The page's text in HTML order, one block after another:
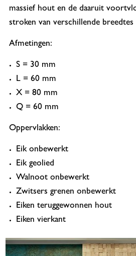
massief hout en de daaruit
stroken van verschillende breedtes
Afmetingen:
S = 30 mm
L = 60 mm
X = 80 mm
Q = 60 mm
Oppervlakken:
Eik onbewerkt
Eik geolied
Walnoot onbewerkt
Zwitsers grenen onbewerkt
Eiken teruggewonnen hout
Eiken vierkant